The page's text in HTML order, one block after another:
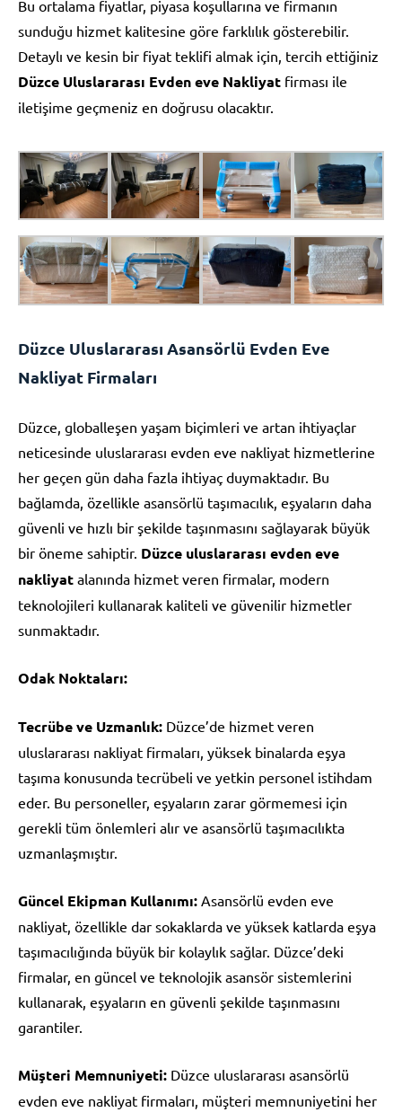
Bu ortalama fiyatlar, piyasa koşullarına ve firmanın
sunduğu hizmet kalitesine göre farklılık gösterebilir.
Detaylı ve kesin bir fiyat teklifi almak için, tercih ettiğiniz
Düzce Uluslararası Evden eve Nakliyat firması ile
iletişime geçmeniz en doğrusu olacaktır.
Düzce Uluslararası Asansörlü Evden Eve
Nakliyat Firmaları
Düzce, globalleşen yaşam biçimleri ve artan ihtiyaçlar
neticesinde uluslararası evden eve nakliyat hizmetlerine
her geçen gün daha fazla ihtiyaç duymaktadır. Bu
bağlamda, özellikle asansörlü taşımacılık, eşyaların daha
güvenli ve hızlı bir şekilde taşınmasını sağlayarak büyük
bir öneme sahiptir. Düzce uluslararası evden eve
nakliyat alanında hizmet veren firmalar, modern
teknolojileri kullanarak kaliteli ve güvenilir hizmetler
sunmaktadır.
Odak Noktaları:
Tecrübe ve Uzmanlık: Düzce’de hizmet veren
uluslararası nakliyat firmaları, yüksek binalarda eşya
taşıma konusunda tecrübeli ve yetkin personel istihdam
eder. Bu personeller, eşyaların zarar görmemesi için
gerekli tüm önlemleri alır ve asansörlü taşımacılıkta
uzmanlaşmıştır.
Güncel Ekipman Kullanımı: Asansörlü evden eve
nakliyat, özellikle dar sokaklarda ve yüksek katlarda eşya
taşımacılığında büyük bir kolaylık sağlar. Düzce’deki
firmalar, en güncel ve teknolojik asansör sistemlerini
kullanarak, eşyaların en güvenli şekilde taşınmasını
garantiler.
Müşteri Memnuniyeti: Düzce uluslararası asansörlü
evden eve nakliyat firmaları, müşteri memnuniyetini her